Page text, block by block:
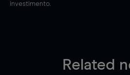
investimento.
Related